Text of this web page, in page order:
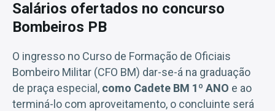
Salários ofertados no concurso
Bombeiros PB
O ingresso no Curso de Formação de Oficiais
Bombeiro Militar (CFO BM) dar-se-á na graduação
de praça especial, como Cadete BM 1º ANO e ao
terminá-lo com aproveitamento, o concluinte será